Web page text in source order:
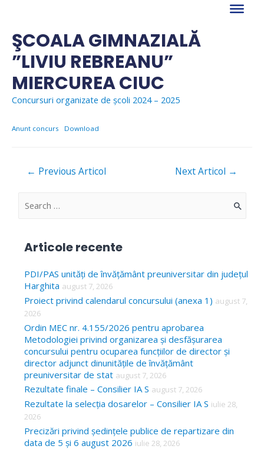
content
ŞCOALA GIMNAZIALĂ
”LIVIU REBREANU”
MIERCUREA CIUC
Concursuri organizate de școli 2024 – 2025
Anunt concurs Download
Navigare
← Previous Articol Next Articol →
S
c
h
f
o
r
Articole recente
PDI/PAS unități de învățământ preuniversitar din județul
Harghita august 7, 2026
Proiect privind calendarul concursului (anexa 1) august 7,
2026
Ordin MEC nr. 4.155/2026 pentru aprobarea
Metodologiei privind organizarea și desfășurarea
concursului pentru ocuparea funcțiilor de director și
director adjunct dinunitățile de învățământ
preuniversitar de stat august 7, 2026
Rezultate finale – Consilier IA S august 7, 2026
Rezultate la selecția dosarelor – Consilier IA S iulie 28,
2026
Precizări privind ședințele publice de repartizare din
data de 5 și 6 august 2026 iulie 28, 2026